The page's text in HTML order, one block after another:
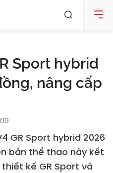
Sport hybrid
nâng cấp
GR Sport hybrid 2026
bản thể thao này kết
kế GR Sport và